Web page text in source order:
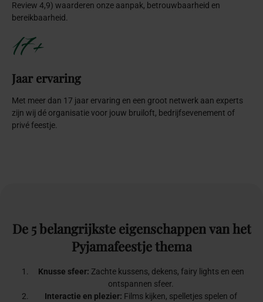
Review 4,9) waarderen onze aanpak, betrouwbaarheid en
bereikbaarheid.
17+
Jaar ervaring
Met meer dan 17 jaar ervaring en een groot netwerk aan experts
zijn wij dé organisatie voor jouw bruiloft, bedrijfsevenement of
privé feestje.
De 5belangrijkste eigenschappenvanhet
Pyjamafeestjethema
Knusse sfeer: Zachte kussens, dekens, fairy lights en een
ontspannen sfeer.
Interactie en plezier: Films kijken, spelletjes spelen of